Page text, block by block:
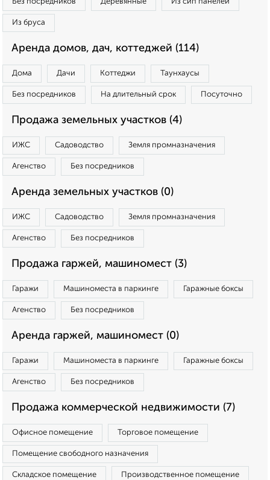
Из бруса
Аренда домов, дач, коттеджей (114)
Дома Дачи Коттеджи Таунхаусы
Без посредников На длительный срок Посуточно
Продажа земельных участков (4)
ИЖС Садоводство Земля промназначения
Агенство Без посредников
Аренда земельных участков (0)
ИЖС Садоводство Земля промназначения
Агенство Без посредников
Продажа гаржей, машиномест (3)
Гаражи Машиноместа в паркинге Гаражные боксы
Агенство Без посредников
Аренда гаржей, машиномест (0)
Гаражи Машиноместа в паркинге Гаражные боксы
Агенство Без посредников
Продажа коммерческой недвижимости (7)
Офисное помещение Торговое помещение
Помещение свободного назначения
Складское помещение Производственное помещение